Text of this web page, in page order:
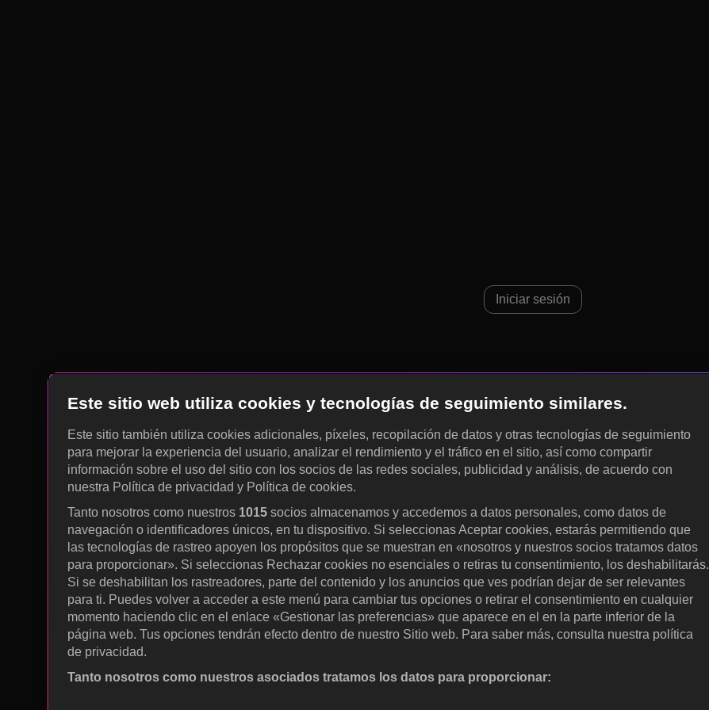
Iniciar sesión
Este sitio web utiliza cookies y tecnologías de seguimiento similares.
Este sitio también utiliza cookies adicionales, píxeles, recopilación de datos y otras tecnologías de seguimiento
para mejorar la experiencia del usuario, analizar el rendimiento y el tráfico en el sitio, así como compartir
información sobre el uso del sitio con los socios de las redes sociales, publicidad y análisis, de acuerdo con
nuestra Política de privacidad y Política de cookies.
Tanto nosotros como nuestros 1015 socios almacenamos y accedemos a datos personales, como datos de
navegación o identificadores únicos, en tu dispositivo. Si seleccionas Aceptar cookies, estarás permitiendo que
las tecnologías de rastreo apoyen los propósitos que se muestran en «nosotros y nuestros socios tratamos datos
para proporcionar». Si seleccionas Rechazar cookies no esenciales o retiras tu consentimiento, los deshabilitarás.
Si se deshabilitan los rastreadores, parte del contenido y los anuncios que ves podrían dejar de ser relevantes
para ti. Puedes volver a acceder a este menú para cambiar tus opciones o retirar el consentimiento en cualquier
momento haciendo clic en el enlace «Gestionar las preferencias» que aparece en el en la parte inferior de la
página web. Tus opciones tendrán efecto dentro de nuestro Sitio web. Para saber más, consulta nuestra política
de privacidad.
Tanto nosotros como nuestros asociados tratamos los datos para proporcionar: